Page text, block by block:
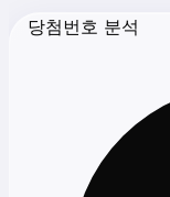
당첨번호 분석